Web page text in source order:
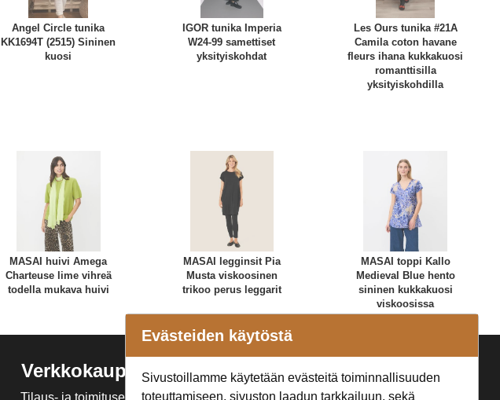
Angel Circle tunika
KK1694T (2515) Sininen
kuosi
IGOR tunika Imperia
W24-99 samettiset
yksityiskohdat
Les Ours tunika #21A
Camila coton havane
fleurs ihana kukkakuosi
romanttisilla
yksityiskohdilla
MASAI huivi Amega
Charteuse lime vihreä
todella mukava huivi
MASAI legginsit Pia
Musta viskoosinen
trikoo perus leggarit
MASAI toppi Kallo
Medieval Blue hento
sininen kukkakuosi
viskoosissa
Verkkokauppa
Tilaus- ja toimitusehdot
Seuraa Meitä
Evästeiden käytöstä
Sivustoillamme käytetään evästeitä toiminnallisuuden
toteuttamiseen, sivuston laadun tarkkailuun, sekä